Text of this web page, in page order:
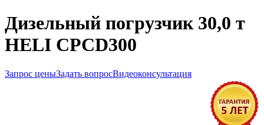
Дизельный погрузчик 30,0 т
HELI CPCD300
Запрос ценыЗадать вопросВидеоконсультация